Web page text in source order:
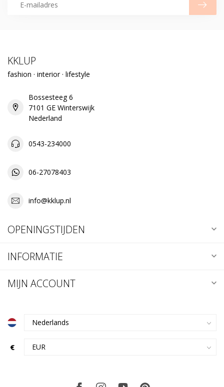
KKLUP
fashion · interior · lifestyle
Bossesteeg 6
7101 GE Winterswijk
Nederland
0543-234000
06-27078403
info@kklup.nl
OPENINGSTIJDEN
INFORMATIE
MIJN ACCOUNT
€